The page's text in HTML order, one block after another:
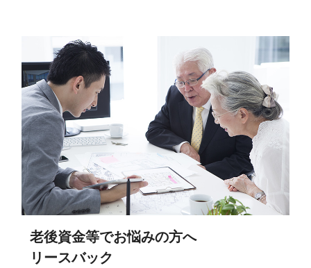
老後資金等でお悩みの方へ
リースバック